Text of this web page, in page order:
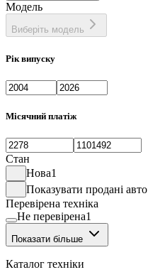
Модель
Виберіть модель
Рік випуску
Місячний платіж
Стан
Нова1
Показувати продані авто
Перевірена техніка
Не перевірена1
Показати більше
Каталог техніки